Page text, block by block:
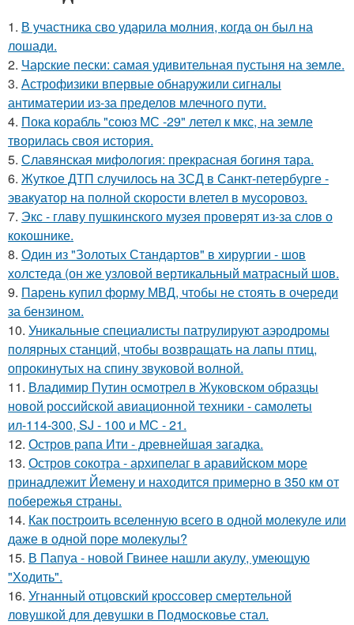
1. В участника сво ударила молния, когда он был на
лошади.
2. Чарские пески: самая удивительная пустыня на земле.
3. Астрофизики впервые обнаружили сигналы
антиматерии из-за пределов млечного пути.
4. Пока корабль "союз МС -29" летел к мкс, на земле
творилась своя история.
5. Славянская мифология: прекрасная богиня тара.
6. Жуткое ДТП случилось на ЗСД в Санкт-петербурге -
эвакуатор на полной скорости влетел в мусоровоз.
7. Экс - главу пушкинского музея проверят из-за слов о
кокошнике.
8. Один из "Золотых Стандартов" в хирургии - шов
холстеда (он же узловой вертикальный матрасный шов.
9. Парень купил форму МВД, чтобы не стоять в очереди
за бензином.
10. Уникальные специалисты патрулируют аэродромы
полярных станций, чтобы возвращать на лапы птиц,
опрокинутых на спину звуковой волной.
11. Владимир Путин осмотрел в Жуковском образцы
новой российской авиационной техники - самолеты
ил-114-300, SJ - 100 и МС - 21.
12. Остров рапа Ити - древнейшая загадка.
13. Остров сокотра - архипелаг в аравийском море
принадлежит Йемену и находится примерно в 350 км от
побережья страны.
14. Как построить вселенную всего в одной молекуле или
даже в одной поре молекулы?
15. В Папуа - новой Гвинее нашли акулу, умеющую
"Ходить".
16. Угнанный отцовский кроссовер смертельной
ловушкой для девушки в Подмосковье стал.